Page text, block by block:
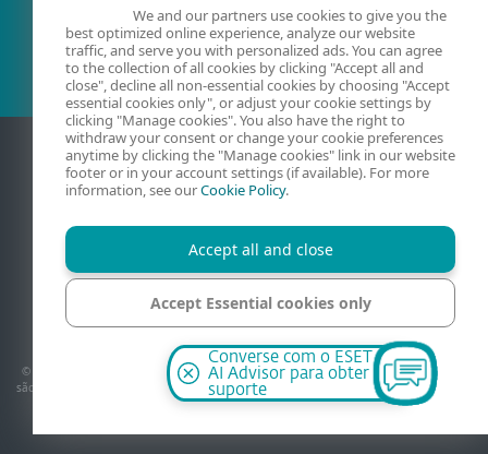
Cliente atual?
Política de privacidade
Avisos jurídicos
© 1992–2026 ESET, spol. s r.o. – Todos os direitos reservados. As marcas aqui usadas
são marcas registradas da ESET, spol. s r.o. ou ESET América do Norte. Todos os outros
nomes e marcas são marcas registradas de suas respectivas empresas.
Converse com o ESET
AI Advisor para obter
suporte
We and our partners use cookies to give you the
best optimized online experience, analyze our website
traffic, and serve you with personalized ads. You can agree
to the collection of all cookies by clicking "Accept all and
close", decline all non-essential cookies by choosing "Accept
essential cookies only", or adjust your cookie settings by
clicking "Manage cookies". You also have the right to
withdraw your consent or change your cookie preferences
anytime by clicking the "Manage cookies" link in our website
footer or in your account settings (if available). For more
information, see ourCookie Policy.
Accept all and close
Accept Essential cookies only
Manage cookies